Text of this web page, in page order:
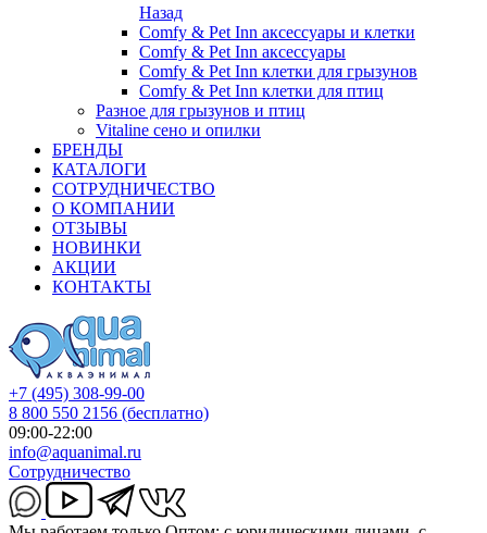
Назад
Comfy & Pet Inn аксессуары и клетки
Comfy & Pet Inn аксессуары
Comfy & Pet Inn клетки для грызунов
Comfy & Pet Inn клетки для птиц
Разное для грызунов и птиц
Vitaline сено и опилки
БРЕНДЫ
КАТАЛОГИ
СОТРУДНИЧЕСТВО
О КОМПАНИИ
ОТЗЫВЫ
НОВИНКИ
АКЦИИ
КОНТАКТЫ
+7 (495) 308-99-00
8 800 550 2156 (бесплатно)
09:00-22:00
info@aquanimal.ru
Сотрудничество